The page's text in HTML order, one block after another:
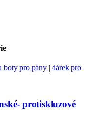
protiskluzové